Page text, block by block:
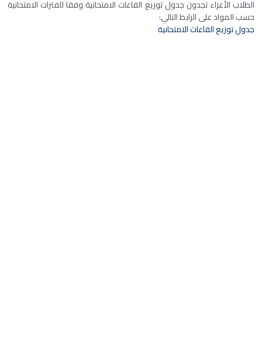
الطلاب الأعزاء تجدون جدول توزيع القاعات الامتحانية وفقا للفترات الامتحانية
حسب المواد على الرابط التالي:
جدول توزيع القاعات الامتحانية